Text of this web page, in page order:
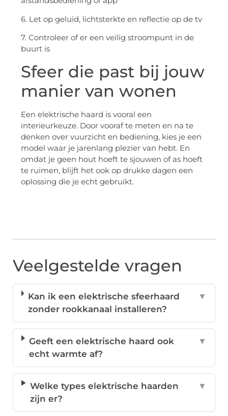
6. Let op geluid, lichtsterkte en reflectie op de tv
7. Controleer of er een veilig stroompunt in de
buurt is
Sfeer die past bij jouw
manier van wonen
Een elektrische haard is vooral een
interieurkeuze. Door vooraf te meten en na te
denken over vuurzicht en bediening, kies je een
model waar je jarenlang plezier van hebt. En
omdat je geen hout hoeft te sjouwen of as hoeft
te ruimen, blijft het ook op drukke dagen een
oplossing die je echt gebruikt.
Veelgestelde vragen
Kan ik een elektrische sfeerhaard
zonder rookkanaal installeren?
▼
Geeft een elektrische haard ook
echt warmte af?
▼
Welke types elektrische haarden
zijn er?
▼